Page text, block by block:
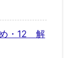
・12 解